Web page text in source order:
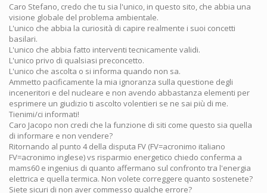
Caro Stefano, credo che tu sia l'unico, in questo sito, che abbia una
visione globale del problema ambientale.
L'unico che abbia la curiosità di capire realmente i suoi concetti
basilari.
L'unico che abbia fatto interventi tecnicamente validi.
L'unico privo di qualsiasi preconcetto.
L'unico che ascolta o si informa quando non sa.
Ammetto pacificamente la mia ignoranza sulla questione degli
inceneritori e del nucleare e non avendo abbastanza elementi per
esprimere un giudizio ti ascolto volentieri se ne sai più di me.
Tienimi/ci informati!
Caro Jacopo non credi che la funzione di siti come questo sia quella
di informare e non vendere?
Ritornando al punto 4 della disputa FV (FV=acronimo italiano
FV=acronimo inglese) vs risparmio energetico chiedo conferma a
mams60 e ingenius di quanto affermano sul confronto tra l'energia
elettrica e quella termica. Non volete correggere quanto sostenete?
Siete sicuri di non aver commesso qualche errore?